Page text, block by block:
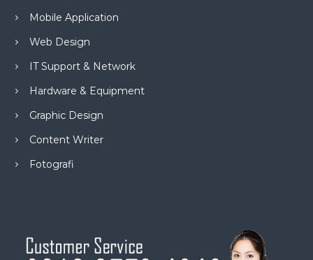
Mobile Application
Web Design
IT Support & Network
Hardware & Equipment
Graphic Design
Content Writer
Fotografi